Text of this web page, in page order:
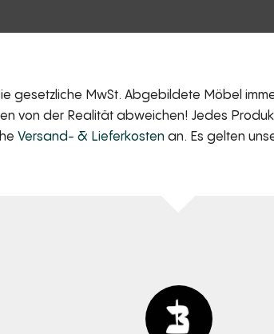
gesetzliche MwSt. Abgebildete Möbel
von der Realität abweichen! Jedes
Versand- & Lieferkosten an. Es gelten